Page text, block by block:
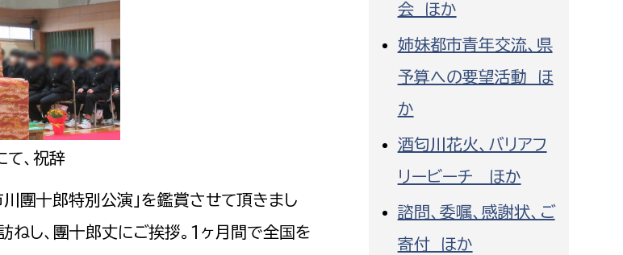
情報司令課
消防課
警防第1課
警防第2課
選挙管理委員会事務局 監査事務局
監査事務局
、祝辞
團十郎特別公演」を鑑賞させて頂きまし
し、團十郎丈にご挨拶。1ヶ月間で全国を
会 ほか
姉妹都市青年交流、県
予算への要望活動 ほ
か
酒匂川花火、バリアフ
リービーチ ほか
諮問、委嘱、感謝状、ご
寄付 ほか